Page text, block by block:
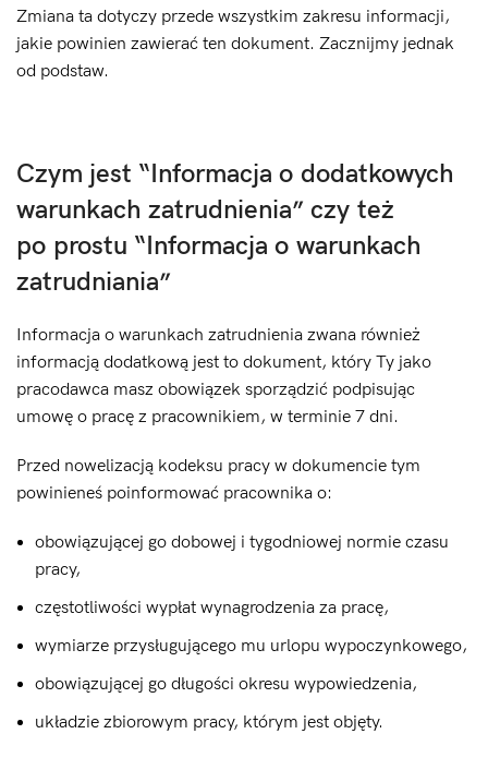
Zmiana ta dotyczy przede wszystkim zakresu informacji,
jakie powinien zawierać ten dokument. Zacznijmy jednak
od podstaw.
Czym jest “Informacja o dodatkowych
warunkach zatrudnienia” czy też
po prostu “Informacja o warunkach
zatrudniania”
Informacja o warunkach zatrudnienia zwana również
informacją dodatkową jest to dokument, który Ty jako
pracodawca masz obowiązek sporządzić podpisując
umowę o pracę z pracownikiem, w terminie 7 dni.
Przed nowelizacją kodeksu pracy w dokumencie tym
powinieneś poinformować pracownika o:
obowiązującej go dobowej i tygodniowej normie czasu
pracy,
częstotliwości wypłat wynagrodzenia za pracę,
wymiarze przysługującego mu urlopu wypoczynkowego,
obowiązującej go długości okresu wypowiedzenia,
układzie zbiorowym pracy, którym jest objęty.